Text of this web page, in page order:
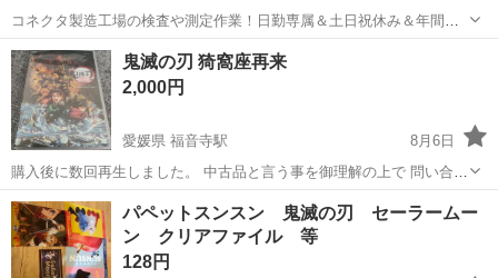
コネクタ製造工場の検査や測定作業！日勤専属＆土日祝休み＆年間休
日128日★クリーンルーム内作業★マイカー通勤OK＆無料駐車場あり
★就業先食堂利用可！日払い制度あり！《茨城県常陸大宮市》 人気の
工場のお仕事 ◇コネクタ製造工...
茨城 常陸大宮市 静駅 その他
鬼滅の刃 猗窩座再来
2,000円
愛媛県 福音寺駅
8月6日
購入後に数回再生しました。 中古品と言う事を御理解の上で 問い合わ
せ、購入して下さい。 お渡しは、早くて９日です。 仕事の都合でもう
少し早めに取引が出来る時は連絡します。 別のサイトでも売買してる
為に予告無く削除する場合があ...
愛媛 松山市 福音寺駅 DVD/ブルーレイ
パペットスンスン 鬼滅の刃 セーラームー
ン クリアファイル 等
128円